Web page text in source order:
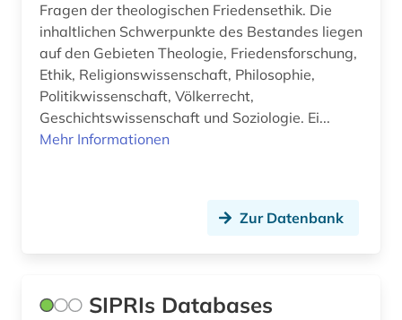
Fragen der theologischen Friedensethik. Die
inhaltlichen Schwerpunkte des Bestandes liegen
auf den Gebieten Theologie, Friedensforschung,
Ethik, Religionswissenschaft, Philosophie,
Politikwissenschaft, Völkerrecht,
Geschichtswissenschaft und Soziologie. Ei...
Mehr Informationen
Zur Datenbank
SIPRIs Databases